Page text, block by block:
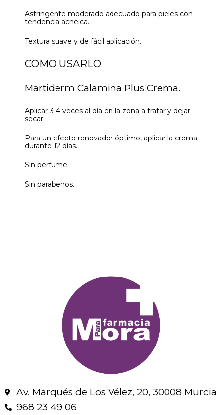
Astringente moderado adecuado para pieles con
tendencia acnéica.
Textura suave y de fácil aplicación.
COMO USARLO
Martiderm Calamina Plus Crema.
Aplicar 3-4 veces al día en la zona a tratar y dejar
secar.
Para un efecto renovador óptimo, aplicar la crema
durante 12 días.
Sin perfume.
Sin parabenos.
Av. Marqués de Los Vélez, 20, 30008 Murcia
968 23 49 06